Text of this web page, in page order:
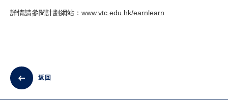
詳情請參閱計劃網站： www.vtc.edu.hk/earnlearn
返回